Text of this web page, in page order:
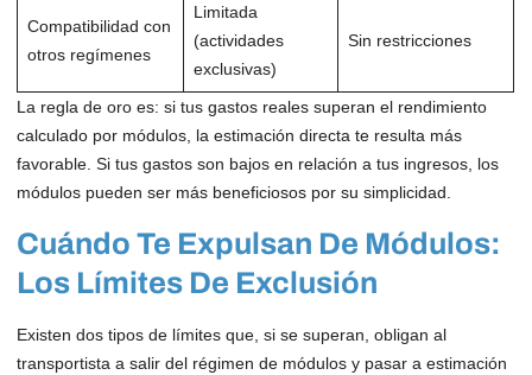
Compatibilidad con
otros regímenes
Limitada
(actividades
exclusivas)
Sin restricciones
La regla de oro es: si tus gastos reales superan el rendimiento
calculado por módulos, la estimación directa te resulta más
favorable. Si tus gastos son bajos en relación a tus ingresos, los
módulos pueden ser más beneficiosos por su simplicidad.
Cuándo Te Expulsan De Módulos:
Los Límites De Exclusión
Existen dos tipos de límites que, si se superan, obligan al
transportista a salir del régimen de módulos y pasar a estimación